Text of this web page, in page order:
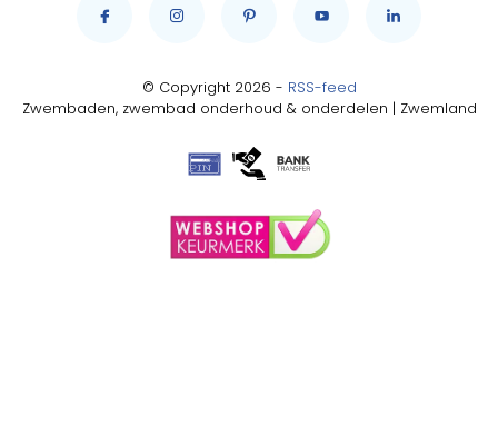
© Copyright 2026 - RSS-feed
Zwembaden, zwembad onderhoud & onderdelen | Zwemland